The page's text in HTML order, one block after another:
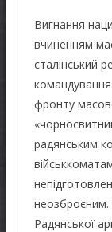
Вигнання
вчиненням
сталінський
фронту
радянським
неозброєним.
Радянської